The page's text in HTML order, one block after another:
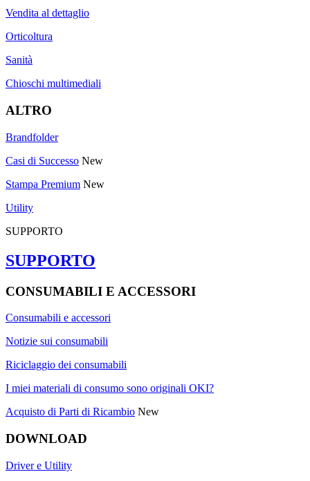
Vendita al dettaglio
Orticoltura
Sanità
Chioschi multimediali
ALTRO
Brandfolder
Casi di Successo New
Stampa Premium New
Utility
SUPPORTO
SUPPORTO
CONSUMABILI E ACCESSORI
Consumabili e accessori
Notizie sui consumabili
Riciclaggio dei consumabili
I miei materiali di consumo sono originali OKI?
Acquisto di Parti di Ricambio New
DOWNLOAD
Driver e Utility